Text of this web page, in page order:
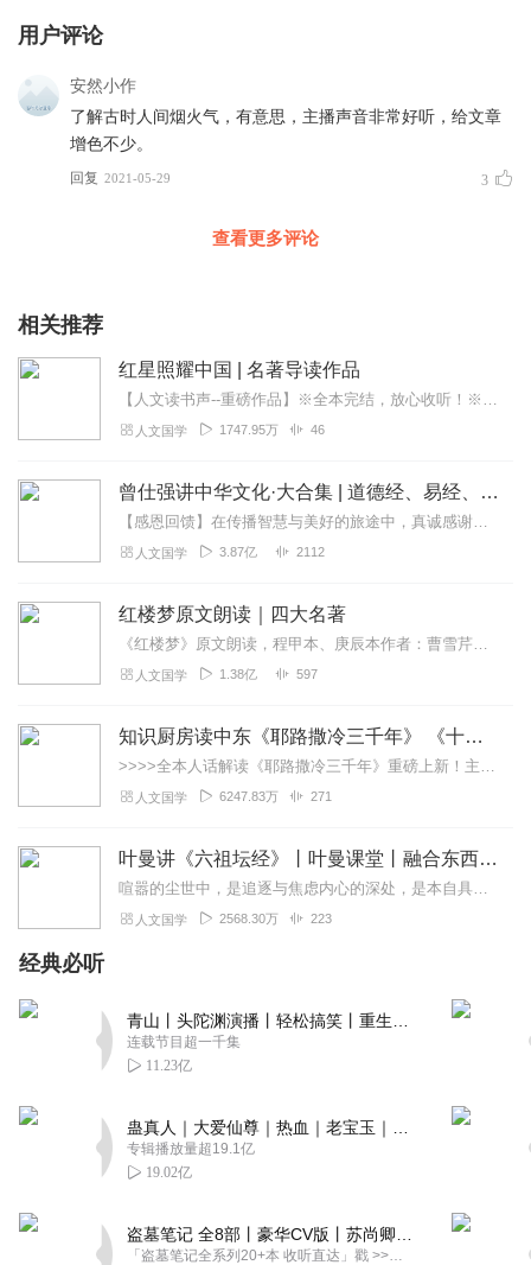
用户评论
安然小作
了解古时人间烟火气，有意思，主播声音非常好听，给文章
增色不少。
回复 2021-05-29 3
查看更多评论
相关推荐
红星照耀中国 | 名著导读作品
【人文读书声--重磅作品】※全本完结，放心收听！※八年级（上）语文教科书名著导读指定作品，同名有声书！※著名翻译家董乐山先生权威中文译本！※人民文学出版...
人文国学 1747.95万 46
曾仕强讲中华文化·大合集 | 道德经、易经、三国演义中的国学
【感恩回馈】在传播智慧与美好的旅途中，真诚感谢每一位伙伴的温暖陪伴与鼎力支持！欢迎曾仕强学堂粉丝听友们入群交流，更多新鲜玩法和福利活动等你！添加微信：zengf...
人文国学 3.87亿 2112
红楼梦原文朗读｜四大名著
《红楼梦》原文朗读，程甲本、庚辰本作者：曹雪芹，朗读：白云出岫、蓝色百合《红楼梦》程甲本和庚辰本是该书两大重要版本。程甲本由程伟元和高鹗于乾隆五十六年（1791...
人文国学 1.38亿 597
知识厨房读中东《耶路撒冷三千年》 《十字军的故事》《奥斯曼帝国与土耳其》人话解读 | 读懂巴以冲突、叙利亚
>>>>全本人话解读《耶路撒冷三千年》重磅上新！主讲人「知识厨房」全新解读，3次奔赴以色列，直击巴以冲突，他经历了什么？又会给我们带来什么？欢迎收听，参与抽奖！...
人文国学 6247.83万 271
叶曼讲《六祖坛经》丨叶曼课堂丨融合东西国学大师
喧嚣的尘世中，是追逐与焦虑内心的深处，是本自具足的宁静为什么说“菩提自性，本来清净”？为何顿悟不在遥远的庙堂，而在当下的柴米油盐？我们终日寻找的“佛”，究竟在何...
人文国学 2568.30万 223
经典必听
连载节目超一千集
11.23亿
专辑播放量超19.1亿
19.02亿
「盗墓笔记全系列20+本 收听直达」戳 >>改编自南派三叔同名作品，腾讯音乐娱乐集团出品，冠声文化制作，...